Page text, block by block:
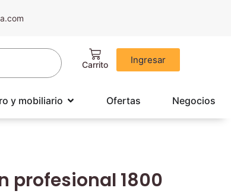
Ingresar
y mobiliario Ofertas Negocios
profesional 1800